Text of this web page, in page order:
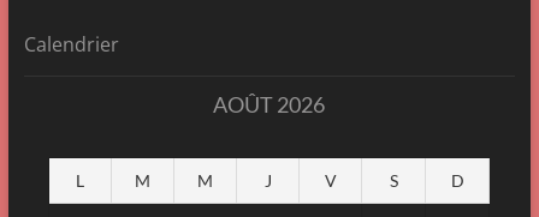
Calendrier
AOÛT 2026
L M M J V S D